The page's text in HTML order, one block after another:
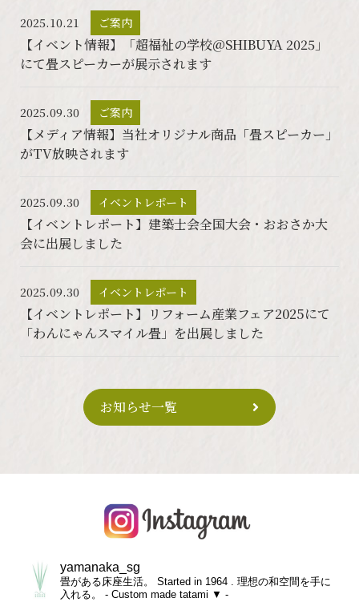
2025.10.21 ご案内
【イベント情報】「超福祉の学校@SHIBUYA 2025」
にて畳スピーカーが展示されます
2025.09.30 ご案内
【メディア情報】当社オリジナル商品「畳スピーカー」
がTV放映されます
2025.09.30 イベントレポート
【イベントレポート】建築士会全国大会・おおさか大
会に出展しました
2025.09.30 イベントレポート
【イベントレポート】リフォーム産業フェア2025にて
「わんにゃんスマイル畳」を出展しました
お知らせ一覧
yamanaka_sg
畳がある床座生活。 Started in 1964 . 理想の和空間を手に
入れる。
- Custom made tatami ▼ -